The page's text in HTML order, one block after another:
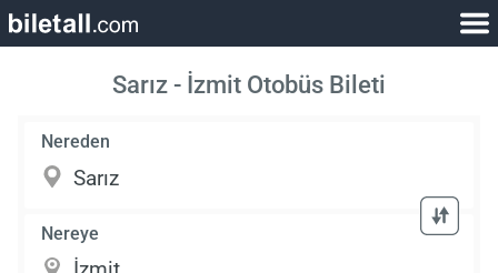
Sarız - İzmit Otobüs Bileti
Nereden
Nereye